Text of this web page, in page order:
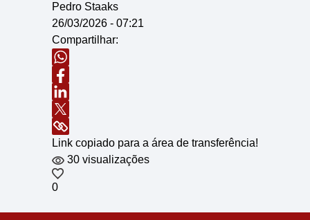
Pedro Staaks
26/03/2026 - 07:21
Compartilhar:
Link copiado para a área de transferência!
30 visualizações
0